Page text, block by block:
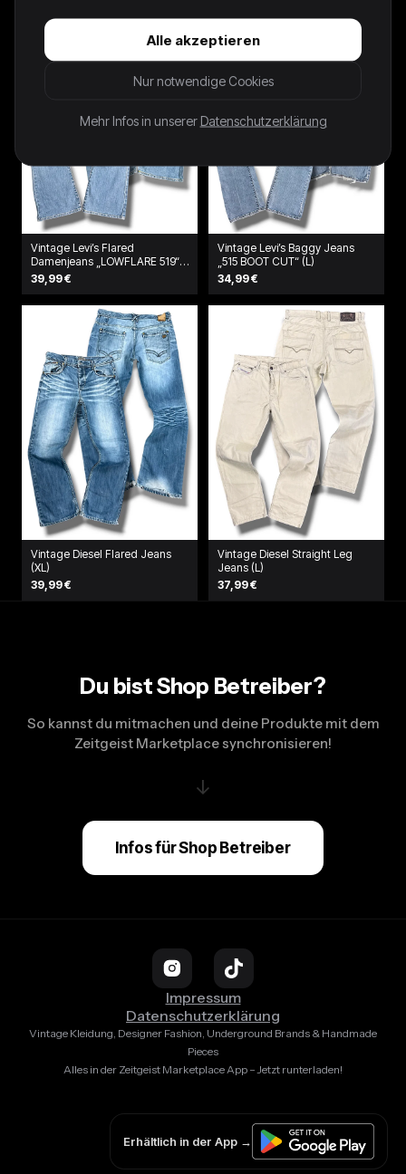
Vintage Levi’s Flared
Damenjeans „LOWFLARE 519“
(M)
39,99 €
Vintage Levi’s Baggy Jeans
„515 BOOT CUT“ (L)
34,99 €
Vintage Diesel Flared Jeans
(XL)
39,99 €
Vintage Diesel Straight Leg
Jeans (L)
37,99 €
Du bist Shop Betreiber?
So kannst du mitmachen und deine Produkte mit dem
Zeitgeist Marketplace synchronisieren!
↓
Infos für Shop Betreiber
Impressum
Datenschutzerklärung
Vintage Kleidung, Designer Fashion, Underground Brands & Handmade
Pieces
Alles in der Zeitgeist Marketplace App – Jetzt runterladen!
Erhältlich in der App →
Alle akzeptieren
Nur notwendige Cookies
Mehr Infos in unserer Datenschutzerklärung